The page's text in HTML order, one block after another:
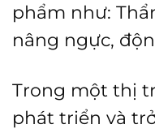
phẩm như:
nâng ngực,
Trong một thị
phát triển và